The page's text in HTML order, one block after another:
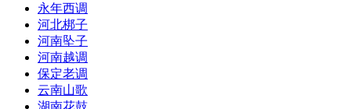
永年西调
河北梆子
河南坠子
河南越调
保定老调
云南山歌
湖南花鼓